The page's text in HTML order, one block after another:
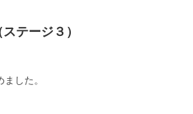
テージ３）
した。